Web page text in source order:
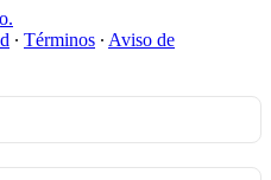
∙ Términos ∙ Aviso de